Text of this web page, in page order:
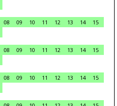
08 09 10 11 12 13 14
15
08 09 10 11 12 13 14
15
08 09 10 11 12 13 14
15